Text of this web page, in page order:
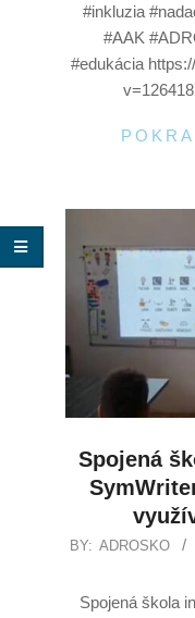
#inkluzia
#AAK
#edukácia
Spojená
BY: ADROSKO
Spojená škola